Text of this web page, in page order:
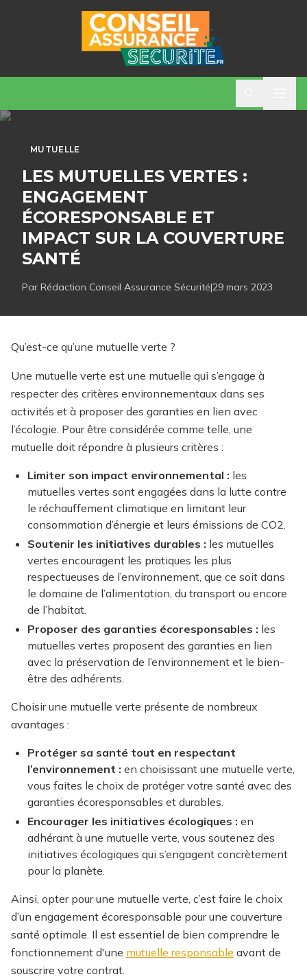
MUTUELLE
LES MUTUELLES VERTES :
ENGAGEMENT
ÉCORESPONSABLE ET
IMPACT SUR LA COUVERTURE
SANTÉ
Par Rédaction Conseil Assurance Sécurité|29 mars 2023
Qu’est-ce qu’une mutuelle verte ?
Une mutuelle verte est une mutuelle qui s’engage à
respecter des critères environnementaux dans ses
activités et à proposer des garanties en lien avec
l’écologie. Pour être considérée comme telle, une
mutuelle doit répondre à plusieurs critères :
Limiter son impact environnemental : les
mutuelles vertes sont engagées dans la lutte contre
le réchauffement climatique en limitant leur
consommation d’énergie et leurs émissions de CO2.
Soutenir les initiatives durables : les mutuelles
vertes encouragent les pratiques les plus
respectueuses de l’environnement, que ce soit dans
le domaine de l’alimentation, du transport ou encore
de l’habitat.
Proposer des garanties écoresponsables : les
mutuelles vertes proposent des garanties en lien
avec la préservation de l’environnement et le bien-
être des adhérents.
Choisir une mutuelle verte présente de nombreux
avantages :
Protéger sa santé tout en respectant
l’environnement : en choisissant une mutuelle verte,
vous faites le choix de protéger votre santé avec des
garanties écoresponsables et durables.
Encourager les initiatives écologiques : en
adhérant à une mutuelle verte, vous soutenez des
initiatives écologiques qui s’engagent concrètement
pour la planète.
Ainsi, opter pour une mutuelle verte, c’est faire le choix
d’un engagement écoresponsable pour une couverture
santé optimale. Il est essentiel de bien comprendre le
fonctionnement d'une mutuelle responsable avant de
souscrire votre contrat.